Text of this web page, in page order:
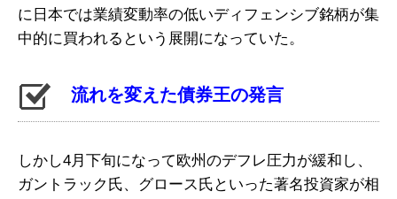
に日本では業績変動率の低いディフェンシブ銘柄が集
中的に買われるという展開になっていた。
流れを変えた債券王の発言
しかし4月下旬になって欧州のデフレ圧力が緩和し、
ガントラック氏、グロース氏といった著名投資家が相